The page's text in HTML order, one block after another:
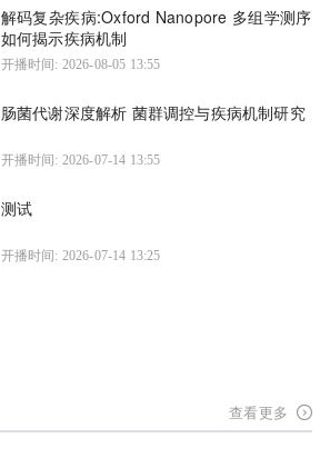
解码复杂疾病:Oxford Nanopore 多组学测序
如何揭示疾病机制
开播时间: 2026-08-05 13:55
肠菌代谢深度解析 菌群调控与疾病机制研究
开播时间: 2026-07-14 13:55
测试
开播时间: 2026-07-14 13:25
查看更多